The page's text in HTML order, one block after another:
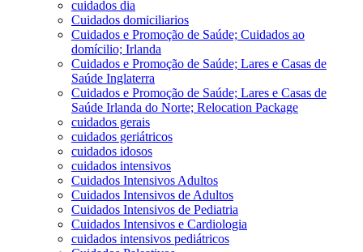
cuidados dia
Cuidados domiciliarios
Cuidados e Promoção de Saúde; Cuidados ao
domícilio; Irlanda
Cuidados e Promoção de Saúde; Lares e Casas de
Saúde Inglaterra
Cuidados e Promoção de Saúde; Lares e Casas de
Saúde Irlanda do Norte; Relocation Package
cuidados gerais
cuidados geriátricos
cuidados idosos
cuidados intensivos
Cuidados Intensivos Adultos
Cuidados Intensivos de Adultos
Cuidados Intensivos de Pediatria
Cuidados Intensivos e Cardiologia
cuidados intensivos pediátricos